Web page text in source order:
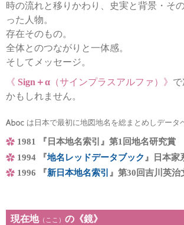
時の流れと移りかわり、史実と背景・そ
った人物。
存在そのもの。
全体とのつながりと一体感。
そしてメッセージ。
《 Sign＋α （サインプラスアルファ）》
かもしれません。
は日本で最初に地図地名を総まとめしデータ
1981 『日本地名索引』第1回地名研究賞
1994 『地名レッドデータブック 』日本家
1996 『新日本地名索引 』第30回吉川英治
現在地（ここ） の《鏡》